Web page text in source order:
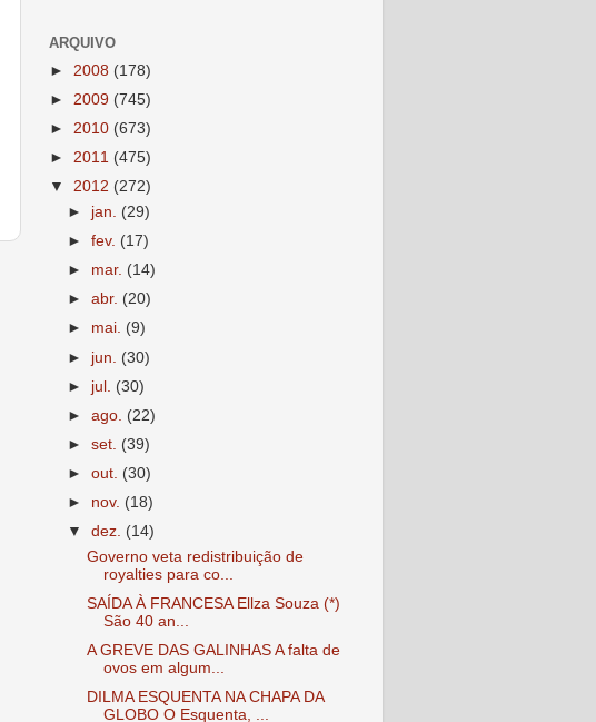
ARQUIVO
► 2008 (178)
► 2009 (745)
► 2010 (673)
► 2011 (475)
▼ 2012 (272)
► jan. (29)
►fev. (17)
► mar. (14)
►abr. (20)
► mai. (9)
► jun. (30)
► jul. (30)
►ago. (22)
►set. (39)
►out. (30)
► nov. (18)
▼dez. (14)
Governo veta redistribuição de
royalties para co...
SAÍDA À FRANCESA Ellza Souza (*)
São 40 an...
A GREVE DAS GALINHAS A falta de
ovos em algum...
DILMA ESQUENTA NA CHAPA DA
GLOBO O Esquenta, ...